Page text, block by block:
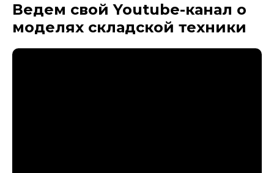
Ведем свой Youtube-канал о
моделях складской техники